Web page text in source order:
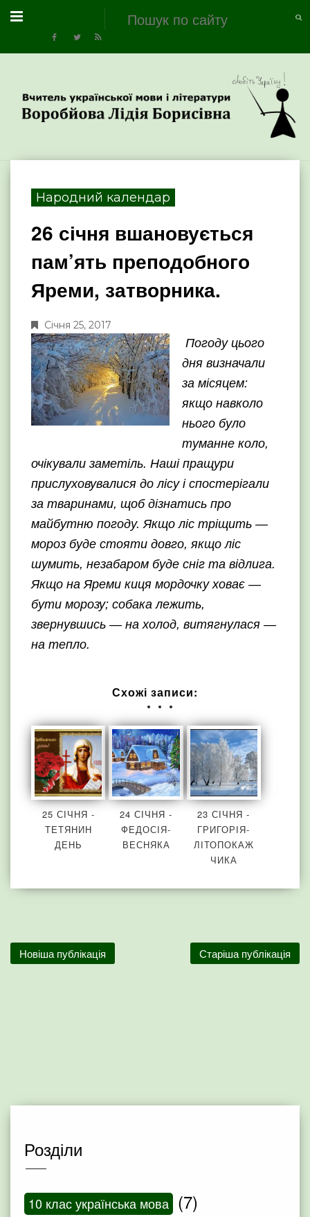
Народний календар
26 січня вшановується
пам’ять преподобного
Яреми, затворника.
Січня 25, 2017
Погоду цього
дня визначали
за місяцем:
якщо навколо
нього було
туманне коло,
очікували заметіль. Наші пращури
прислуховувалися до лісу і спостерігали
за тваринами, щоб дізнатись про
майбутню погоду. Якщо ліс тріщить —
мороз буде стояти довго, якщо ліс
шумить, незабаром буде сніг та відлига.
Якщо на Яреми киця мордочку ховає —
бути морозу; собака лежить,
звернувшись — на холод, витягнулася —
на тепло.
Схожі записи:
25 СІЧНЯ -
ТЕТЯНИН
ДЕНЬ
24 СІЧНЯ -
ФЕДОСІЯ-
ВЕСНЯКА
23 СІЧНЯ -
ГРИГОРІЯ-
ЛІТОПОКАЖ
ЧИКА
Новіша публікація Старіша публікація
Розділи
10 клас українська мова (7)